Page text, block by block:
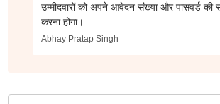
उम्मीदवारों को अपने आवेदन संख्या और पासवर्ड की
करना होगा।
Abhay Pratap Singh